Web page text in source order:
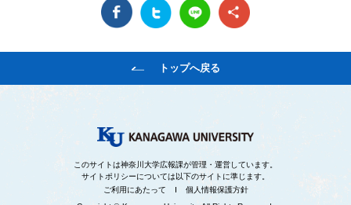
トップへ戻る
このサイトは神奈川大学広報課が管理・運営しています。
サイトポリシーについては以下のサイトに準じます。
ご利用にあたって
個人情報保護方針